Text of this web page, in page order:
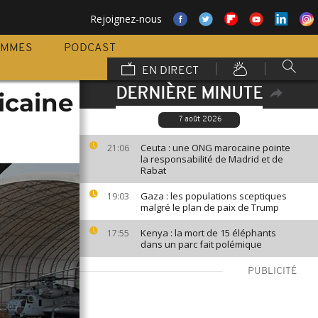
Rejoignez-nous
PODCAST
EN DIRECT
DERNIÈRE MINUTE
7 août 2026
21:06
Ceuta : une ONG marocaine pointe
la responsabilité de Madrid et de
Rabat
19:03
Gaza : les populations sceptiques
malgré le plan de paix de Trump
17:55
Kenya : la mort de 15 éléphants
dans un parc fait polémique
PUBLICITÉ